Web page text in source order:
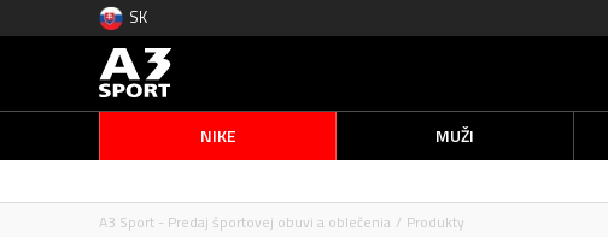
SK
NIKE MUŽI
A3 Sport - Predaj športovej obuvi a oblečenia
Produkty